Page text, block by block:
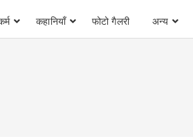
कहानियाँ फोटो गैलरी अन्य